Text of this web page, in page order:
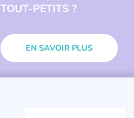
TOUT-PETITS ?
EN SAVOIR PLUS